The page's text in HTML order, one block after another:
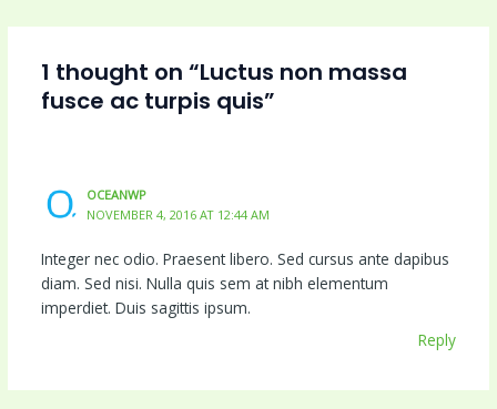
1 thought on “Luctus non massa
fusce ac turpis quis”
OCEANWP
NOVEMBER 4, 2016 AT 12:44 AM
Integer nec odio. Praesent libero. Sed cursus ante dapibus
diam. Sed nisi. Nulla quis sem at nibh elementum
imperdiet. Duis sagittis ipsum.
Reply